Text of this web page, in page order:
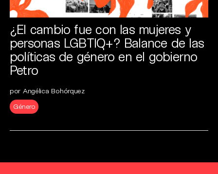
¿El cambio fue con las mujeres y
personas LGBTIQ+? Balance de las
políticas de género en el gobierno
Petro
por Angélica Bohórquez
Género